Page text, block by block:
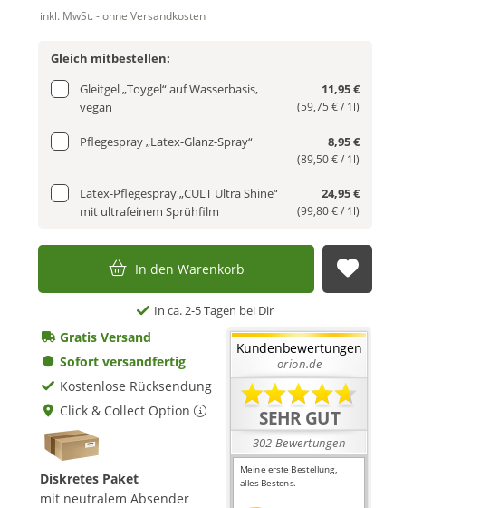
inkl. MwSt. - ohne Versandkosten
Gleich mitbestellen:
Gleitgel „Toygel“ auf Wasserbasis,
vegan
11,95 €
(59,75 € / 1l)
Pflegespray „Latex-Glanz-Spray“ 8,95 €
(89,50 € / 1l)
Latex-Pflegespray „CULT Ultra Shine“
mit ultrafeinem Sprühfilm
24,95 €
(99,80 € / 1l)
In den Warenkorb Auf die
In ca. 2-5 Tagen bei Dir
Gratis Versand
Sofort versandfertig
Kostenlose Rücksendung
Click & Collect Option
Diskretes Paket
mit neutralem Absender